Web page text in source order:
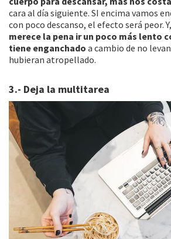
cara al día siguiente. SI encima vamos
con poco descanso, el efecto será peor.
merece la pena ir un poco más lento
tiene enganchado a cambio de no
hubieran atropellado.
3.- Deja la multitarea